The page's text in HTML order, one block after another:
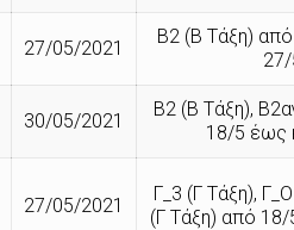
27/05/2021
Β2 (Β Τάξη)
30/05/2021
Β2 (Β Τάξη),
18/5 έως
27/05/2021
Γ_3 (Γ Τάξη),
(Γ Τάξη) από